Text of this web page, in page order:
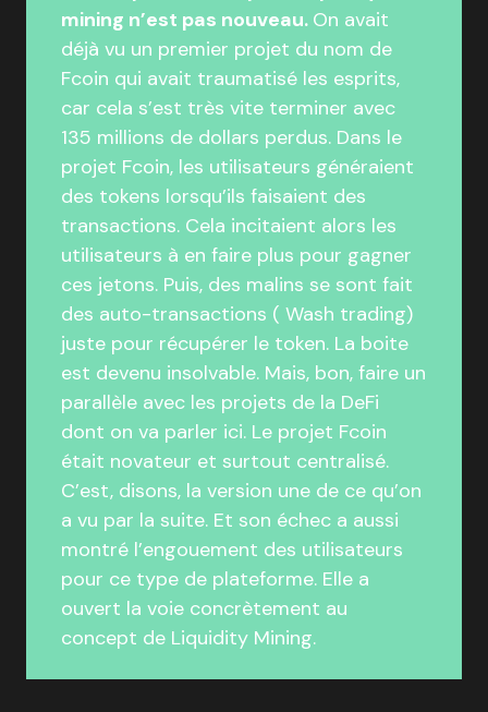
mining n’est pas nouveau. On avait
déjà vu un premier projet du nom de
Fcoin qui avait traumatisé les esprits,
car cela s’est très vite terminer avec
135 millions de dollars perdus. Dans le
projet Fcoin, les utilisateurs généraient
des tokens lorsqu’ils faisaient des
transactions. Cela incitaient alors les
utilisateurs à en faire plus pour gagner
ces jetons. Puis, des malins se sont fait
des auto-transactions ( Wash trading)
juste pour récupérer le token. La boite
est devenu insolvable. Mais, bon, faire un
parallèle avec les projets de la DeFi
dont on va parler ici. Le projet Fcoin
était novateur et surtout centralisé.
C’est, disons, la version une de ce qu’on
a vu par la suite. Et son échec a aussi
montré l’engouement des utilisateurs
pour ce type de plateforme. Elle a
ouvert la voie concrètement au
concept de Liquidity Mining.